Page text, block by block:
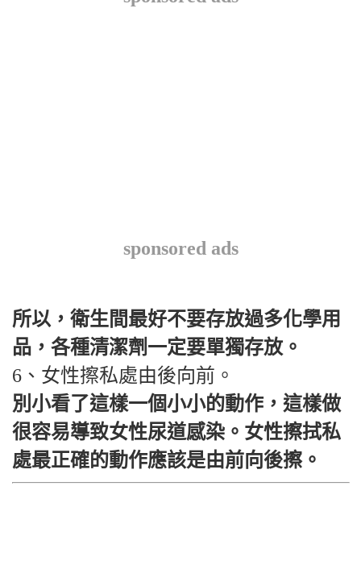
sponsored ads
所以，衛生間最好不要存放過多化學用
品，各種清潔劑一定要單獨存放。
6、女性擦私處由後向前。
別小看了這樣一個小小的動作，這樣做
很容易導致女性尿道感染。女性擦拭私
處最正確的動作應該是由前向後擦。